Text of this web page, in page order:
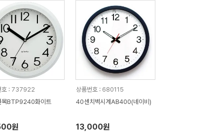
호 : 737922
목BTP9240화이트
원
상품번호 : 680115
40센치벽시계AB400(네이비)
13,000원